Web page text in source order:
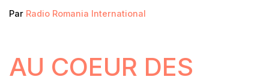
Par Radio Romania International
AU COEUR DES